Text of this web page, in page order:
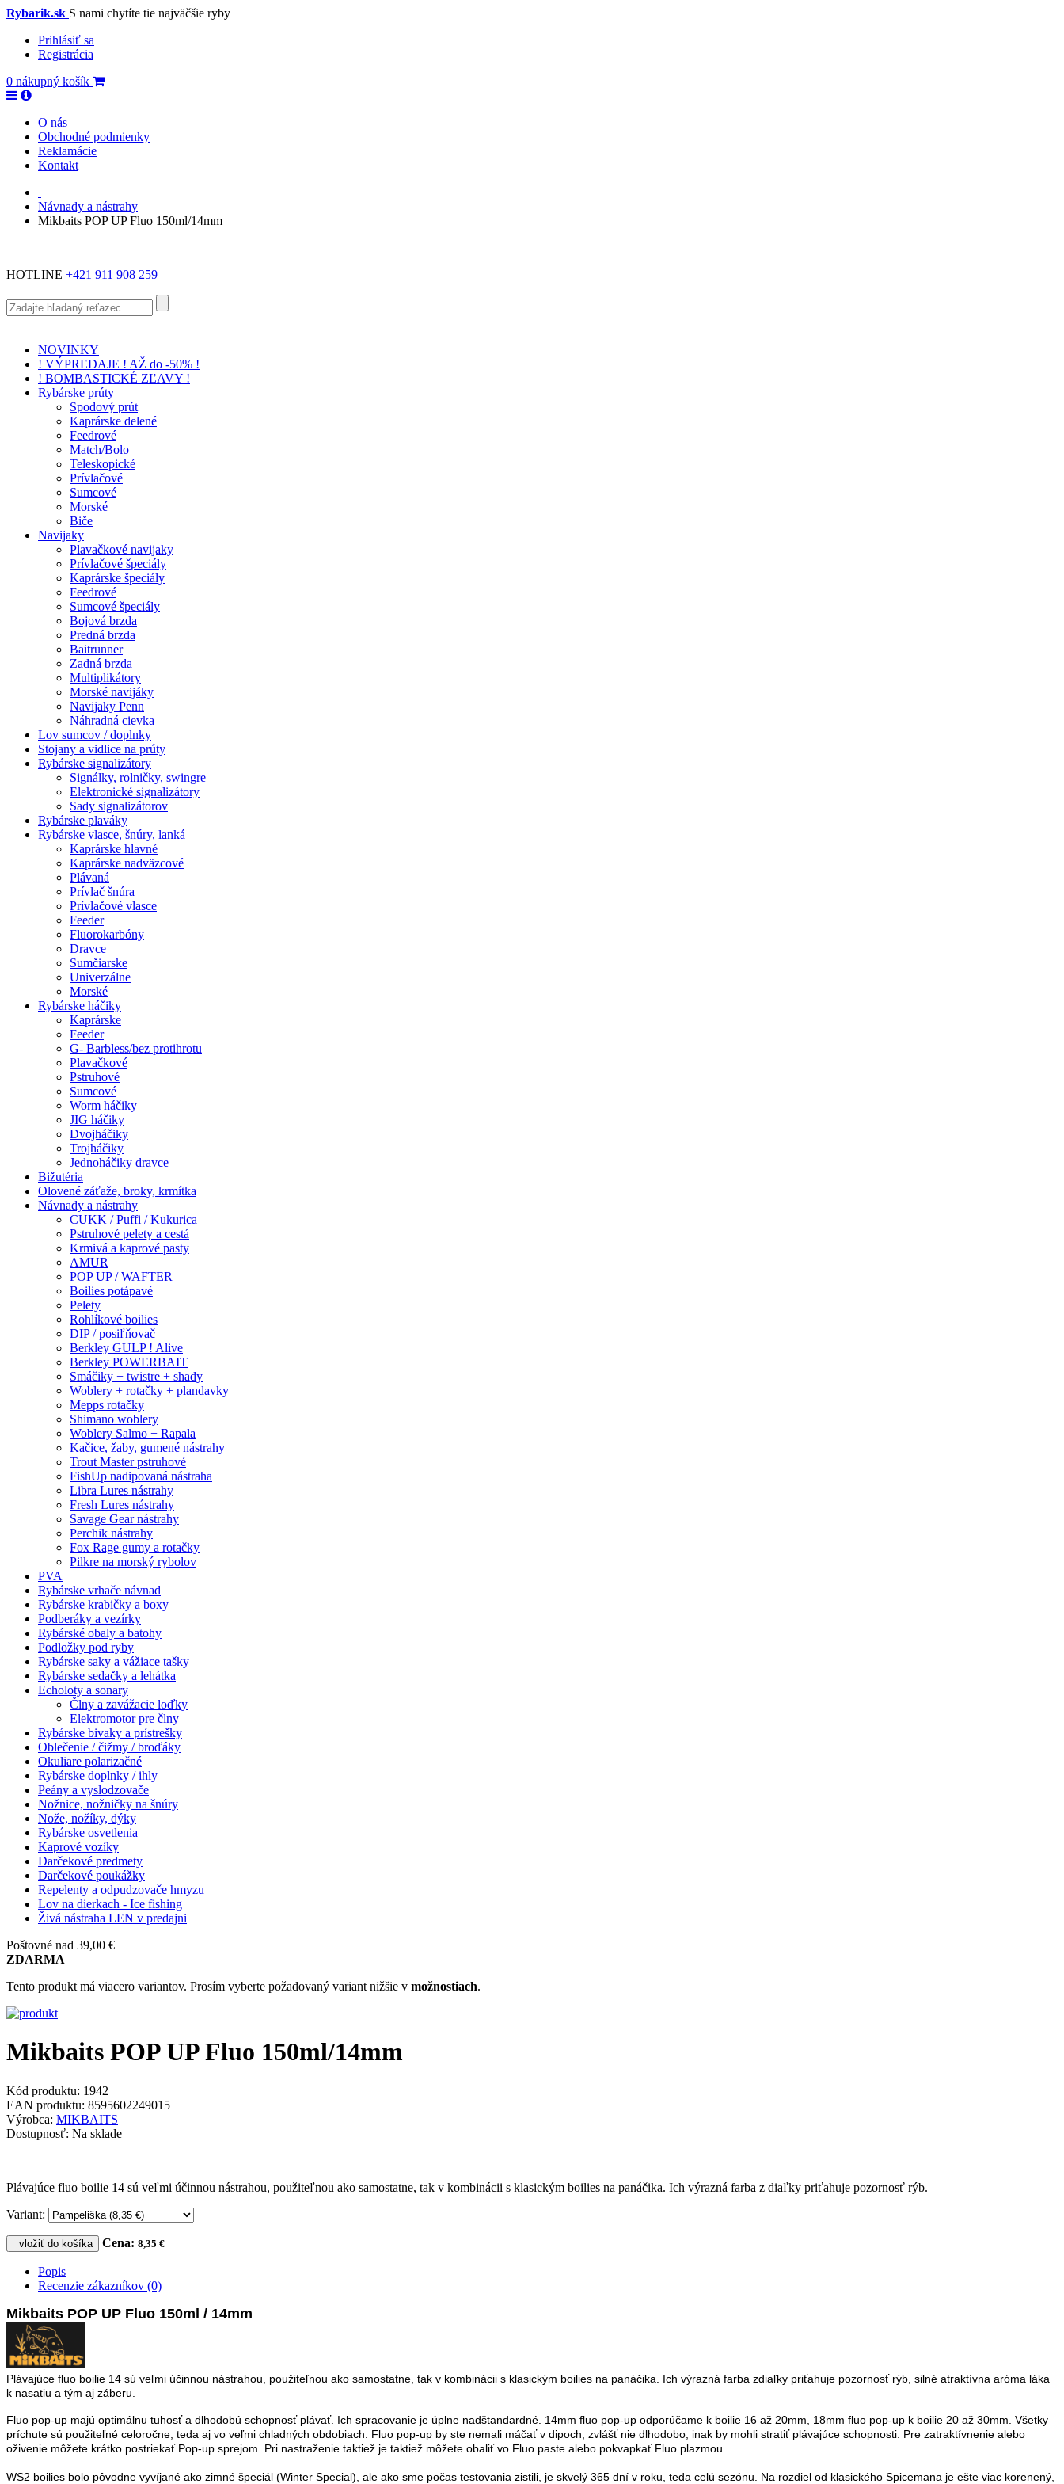
Rybarik.sk S nami chytíte tie najväčšie ryby
Prihlásiť sa
Registrácia
0 nákupný košík
O nás
Obchodné podmienky
Reklamácie
Kontakt
Návnady a nástrahy
Mikbaits POP UP Fluo 150ml/14mm
HOTLINE +421 911 908 259
NOVINKY
! VÝPREDAJE ! AŽ do -50% !
! BOMBASTICKÉ ZĽAVY !
Rybárske prúty
Spodový prút
Kaprárske delené
Feedrové
Match/Bolo
Teleskopické
Prívlačové
Sumcové
Morské
Biče
Navijaky
Plavačkové navijaky
Prívlačové špeciály
Kaprárske špeciály
Feedrové
Sumcové špeciály
Bojová brzda
Predná brzda
Baitrunner
Zadná brzda
Multiplikátory
Morské navijáky
Navijaky Penn
Náhradná cievka
Lov sumcov / doplnky
Stojany a vidlice na prúty
Rybárske signalizátory
Signálky, rolničky, swingre
Elektronické signalizátory
Sady signalizátorov
Rybárske plaváky
Rybárske vlasce, šnúry, lanká
Kaprárske hlavné
Kaprárske nadväzcové
Plávaná
Prívlač šnúra
Prívlačové vlasce
Feeder
Fluorokarbóny
Dravce
Sumčiarske
Univerzálne
Morské
Rybárske háčiky
Kaprárske
Feeder
G- Barbless/bez protihrotu
Plavačkové
Pstruhové
Sumcové
Worm háčiky
JIG háčiky
Dvojháčiky
Trojháčiky
Jednoháčiky dravce
Bižutéria
Olovené záťaže, broky, krmítka
Návnady a nástrahy
CUKK / Puffi / Kukurica
Pstruhové pelety a cestá
Krmivá a kaprové pasty
AMUR
POP UP / WAFTER
Boilies potápavé
Pelety
Rohlíkové boilies
DIP / posiľňovač
Berkley GULP ! Alive
Berkley POWERBAIT
Smáčiky + twistre + shady
Woblery + rotačky + plandavky
Mepps rotačky
Shimano woblery
Woblery Salmo + Rapala
Kačice, žaby, gumené nástrahy
Trout Master pstruhové
FishUp nadipovaná nástraha
Libra Lures nástrahy
Fresh Lures nástrahy
Savage Gear nástrahy
Perchik nástrahy
Fox Rage gumy a rotačky
Pilkre na morský rybolov
PVA
Rybárske vrhače návnad
Rybárske krabičky a boxy
Podberáky a vezírky
Rybárské obaly a batohy
Podložky pod ryby
Rybárske saky a vážiace tašky
Rybárske sedačky a lehátka
Echoloty a sonary
Člny a zavážacie loďky
Elektromotor pre člny
Rybárske bivaky a prístrešky
Oblečenie / čižmy / broďáky
Okuliare polarizačné
Rybárske doplnky / ihly
Peány a vyslodzovače
Nožnice, nožničky na šnúry
Nože, nožíky, dýky
Rybárske osvetlenia
Kaprové vozíky
Darčekové predmety
Darčekové poukážky
Repelenty a odpudzovače hmyzu
Lov na dierkach - Ice fishing
Živá nástraha LEN v predajni
Poštovné nad 39,00 €
ZDARMA
Tento produkt má viacero variantov. Prosím vyberte požadovaný variant nižšie v možnostiach.
Mikbaits POP UP Fluo 150ml/14mm
Kód produktu: 1942
EAN produktu: 8595602249015
Výrobca: MIKBAITS
Dostupnosť: Na sklade
​Plávajúce fluo boilie 14 sú veľmi účinnou nástrahou, použiteľnou ako samostatne, tak v kombinácii s klasickým boilies na panáčika. Ich výrazná farba z diaľky priťahuje pozornosť rýb.
Variant:
vložiť do košíka Cena: 8,35 €
Popis
Recenzie zákazníkov (0)
Mikbaits POP UP Fluo 150ml / 14mm
Plávajúce fluo boilie 14 sú veľmi účinnou nástrahou, použiteľnou ako samostatne, tak v kombinácii s klasickým boilies na panáčika. Ich výrazná farba zdiaľky priťahuje pozornosť rýb, silné atraktívna aróma láka
k nasatiu a tým aj záberu.
Fluo pop-up majú optimálnu tuhosť a dlhodobú schopnosť plávať. Ich spracovanie je úplne nadštandardné. 14mm fluo pop-up odporúčame k boilie 16 až 20mm, 18mm fluo pop-up k boilie 20 až 30mm. Všetky
príchute sú použiteľné celoročne, teda aj vo veľmi chladných obdobiach. Fluo pop-up by ste nemali máčať v dipoch, zvlášť nie dlhodobo, inak by mohli stratiť plávajúce schopnosti. Pre zatraktívnenie alebo
oživenie môžete krátko postriekať Pop-up sprejom. Pri nastraženie taktiež je taktiež môžete obaliť vo Fluo paste alebo pokvapkať Fluo plazmou.
WS2 boilies bolo pôvodne vyvíjané ako zimné špeciál (Winter Special), ale ako sme počas testovania zistili, je skvelý 365 dní v roku, teda celú sezónu. Na rozdiel od klasického Spicemana je ešte viac korenený,